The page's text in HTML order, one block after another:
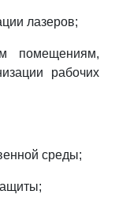
лазеров;
помещениям,
рабочих
среды;